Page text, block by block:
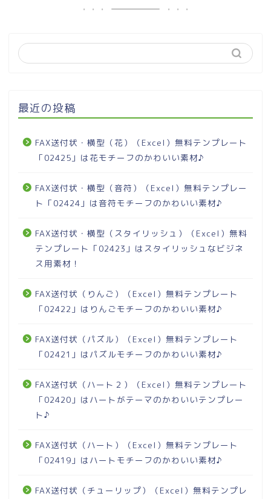
最近の投稿
FAX送付状・横型（花）（Excel）無料テンプレート
「02425」は花モチーフのかわいい素材♪
FAX送付状・横型（音符）（Excel）無料テンプレー
ト「02424」は音符モチーフのかわいい素材♪
FAX送付状・横型（スタイリッシュ）（Excel）無料
テンプレート「02423」はスタイリッシュなビジネ
ス用素材！
FAX送付状（りんご）（Excel）無料テンプレート
「02422」はりんごモチーフのかわいい素材♪
FAX送付状（パズル）（Excel）無料テンプレート
「02421」はパズルモチーフのかわいい素材♪
FAX送付状（ハート２）（Excel）無料テンプレート
「02420」はハートがテーマのかわいいテンプレー
ト♪
FAX送付状（ハート）（Excel）無料テンプレート
「02419」はハートモチーフのかわいい素材♪
FAX送付状（チューリップ）（Excel）無料テンプレ